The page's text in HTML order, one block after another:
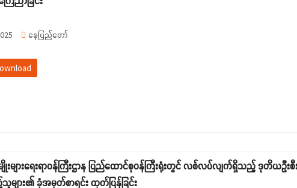
နေပြည်တော်
ျိုးများရေးရာဝန်ကြီးဌာန ပြည်ထောင်စုဝန်ကြီးရုံးတွင် လစ်လပ်လျက်ရှိသည့် ဒုတိ
များ၏ ခုံအမှတ်စာရင်း ထုတ်ပြန်ခြင်း